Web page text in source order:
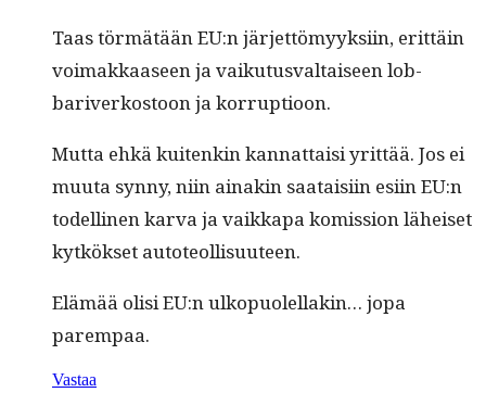
Taas tör­mätään EU:n jär­jet­tömyyk­si­in, erit­täin
voimakkaaseen ja vaiku­tus­val­taiseen lob­
bariverkos­toon ja korruptioon.
Mut­ta ehkä kuitenkin kan­nat­taisi yrit­tää. Jos ei
muu­ta syn­ny, niin ainakin saataisi­in esi­in EU:n
todel­li­nen kar­va ja vaikka­pa komis­sion läheiset
kytkök­set autoteollisuuteen.
Elämää olisi EU:n ulkop­uolel­lakin… jopa
parempaa.
Vastaa